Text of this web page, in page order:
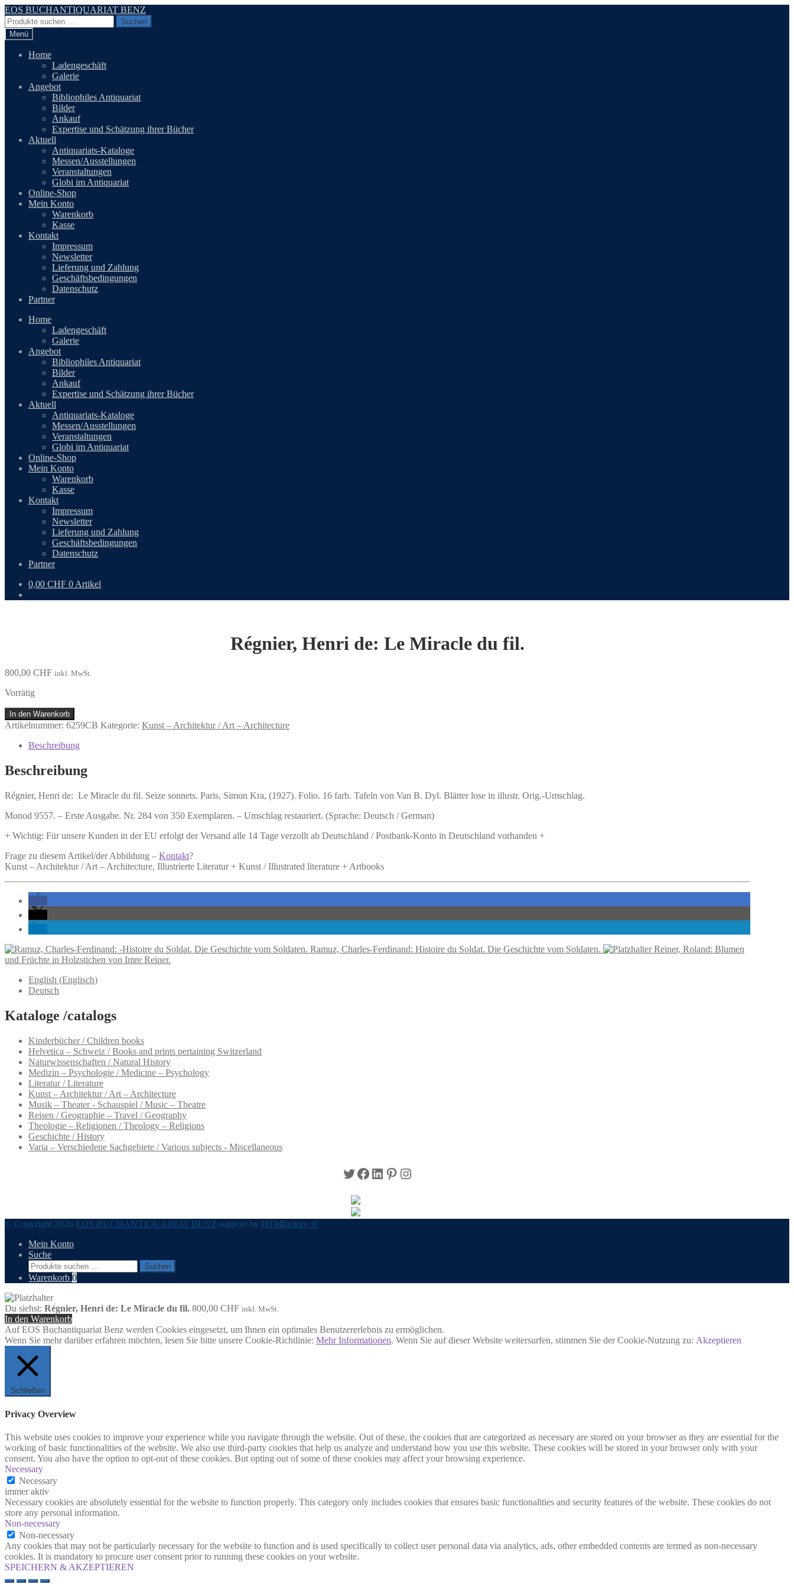
Zur
Navigation
springen
Zum
Inhalt
springen
EOS BUCHANTIQUARIAT BENZ
Suchen
nach:
Suchen
Menü
Home
Ladengeschäft
Galerie
Angebot
Bibliophiles Antiquariat
Bilder
Ankauf
Expertise und Schätzung ihrer Bücher
Aktuell
Antiquariats-Kataloge
Messen/Ausstellungen
Veranstaltungen
Globi im Antiquariat
Online-Shop
Mein Konto
Warenkorb
Kasse
Kontakt
Impressum
Newsletter
Lieferung und Zahlung
Geschäftsbedingungen
Datenschutz
Partner
Home
Ladengeschäft
Galerie
Angebot
Bibliophiles Antiquariat
Bilder
Ankauf
Expertise und Schätzung ihrer Bücher
Aktuell
Antiquariats-Kataloge
Messen/Ausstellungen
Veranstaltungen
Globi im Antiquariat
Online-Shop
Mein Konto
Warenkorb
Kasse
Kontakt
Impressum
Newsletter
Lieferung und Zahlung
Geschäftsbedingungen
Datenschutz
Partner
0,00 CHF 0 Artikel
Régnier, Henri de: Le Miracle du fil.
800,00 CHF inkl. MwSt.
Vorrätig
Régnier,
Henri
du
fil.
In den Warenkorb
Artikelnummer: 6259CB Kategorie: Kunst – Architektur / Art – Architecture
Beschreibung
Beschreibung
Régnier, Henri de: Le Miracle du fil. Seize sonnets. Paris, Simon Kra, (1927). Folio. 16 farb. Tafeln von Van B. Dyl. Blätter lose in illustr. Orig.-Umschlag.
Monod 9557. – Erste Ausgabe. Nr. 284 von 350 Exemplaren. – Umschlag restauriert. (Sprache: Deutsch / German)
+ Wichtig: Für unsere Kunden in der EU erfolgt der Versand alle 14 Tage verzollt ab Deutschland / Postbank-Konto in Deutschland vorhanden +
Frage zu diesem Artikel/der Abbildung – Kontakt?
Kunst – Architektur / Art – Architecture, Illustrierte Literatur + Kunst / Illustrated literature + Artbooks
Ramuz, Charles-Ferdinand: Histoire du Soldat. Die Geschichte vom Soldaten.
Reiner, Roland: Blumen
und Früchte in Holzstichen von Imre Reiner.
English (Englisch)
Deutsch
Kataloge /catalogs
Kinderbücher / Children books
Helvetica – Schweiz / Books and prints pertaining Switzerland
Naturwissenschaften / Natural History
Medizin – Psychologie / Medicine – Psychology
Literatur / Literature
Kunst – Architektur / Art – Architecture
Musik – Theater - Schauspiel / Music – Theatre
Reisen / Geographie – Travel / Geography
Theologie – Religionen / Theology – Religions
Geschichte / History
Varia – Verschiedene Sachgebiete / Various subjects - Miscellaneous
Twitter
Facebook
LinkedIn
Pinterest
Instagram
© Copyright 2026 EOS BUCHANTIQUARIAT BENZ support by HTMfactory ®
Mein Konto
Suche
Suchen
nach:
Suchen
Warenkorb 0
Du siehst: Régnier, Henri de: Le Miracle du fil. 800,00 CHF inkl. MwSt.
In den Warenkorb
Auf EOS Buchantiquariat Benz werden Cookies eingesetzt, um Ihnen ein optimales Benutzererlebnis zu ermöglichen.
Wenn Sie mehr darüber erfahren möchten, lesen Sie bitte unsere Cookie-Richtlinie: Mehr Informationen. Wenn Sie auf dieser Website weitersurfen, stimmen Sie der Cookie-Nutzung zu: Akzeptieren
Schließen
Privacy Overview
This website uses cookies to improve your experience while you navigate through the website. Out of these, the cookies that are categorized as necessary are stored on your browser as they are essential for the
working of basic functionalities of the website. We also use third-party cookies that help us analyze and understand how you use this website. These cookies will be stored in your browser only with your
consent. You also have the option to opt-out of these cookies. But opting out of some of these cookies may affect your browsing experience.
Necessary
Necessary
immer aktiv
Necessary cookies are absolutely essential for the website to function properly. This category only includes cookies that ensures basic functionalities and security features of the website. These cookies do not
store any personal information.
Non-necessary
Non-necessary
Any cookies that may not be particularly necessary for the website to function and is used specifically to collect user personal data via analytics, ads, other embedded contents are termed as non-necessary
cookies. It is mandatory to procure user consent prior to running these cookies on your website.
SPEICHERN & AKZEPTIEREN